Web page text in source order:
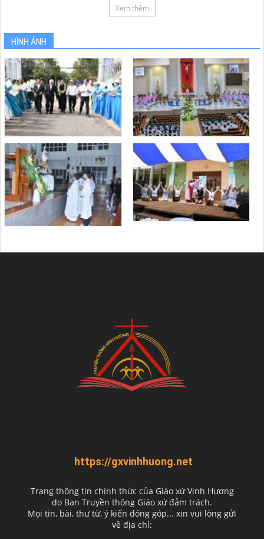
Xem thêm
HÌNH ẢNH
https://gxvinhhuong.net
Trang thông tin chính thức của Giáo xứ Vinh Hương
do Ban Truyền thông Giáo xứ đảm trách.
Mọi tin, bài, thư từ, ý kiến đóng góp... xin vui lòng gửi
về địa chỉ: